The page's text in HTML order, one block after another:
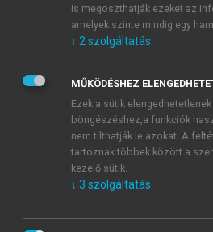
Kérek értesítést a MeRSZ
Kérek értesítést az Akadémiai
Adatkezelési tájékoztatóban
veszem és elfogadom.
Általános vásárlási feltételeket,
mersz.huoldalak
tudomásul veszem és elfogadom.
is megoszthatják ezeket az
amelyek szinte mindig egy
↓ 2 szolgáltatás
MŰKÖDÉSHEZ
Ezek a sütik
böngészéshez,a funkciók
nem tilthatják le azokat. A
tartoznak többek között a
kezelő sütik.
↓ 3 szolgáltatás